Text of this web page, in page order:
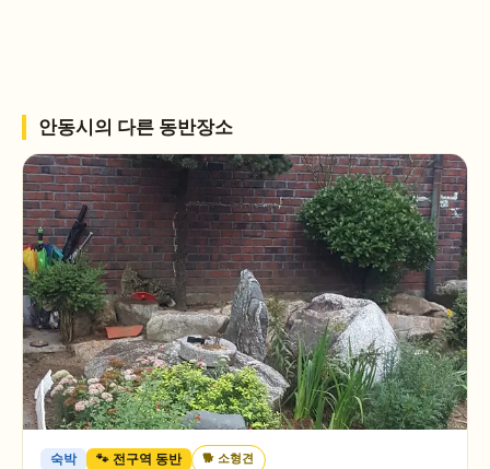
안동시 의 다른 동반장소
숙박 🐾 전구역 동반 🐕소형견